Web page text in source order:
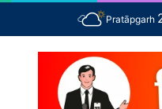
Pratāpgarh